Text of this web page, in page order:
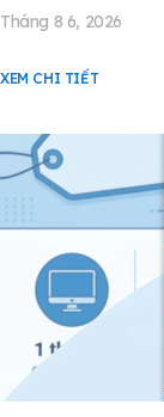
Tháng 8 6, 2026
XEM CHI TIẾT